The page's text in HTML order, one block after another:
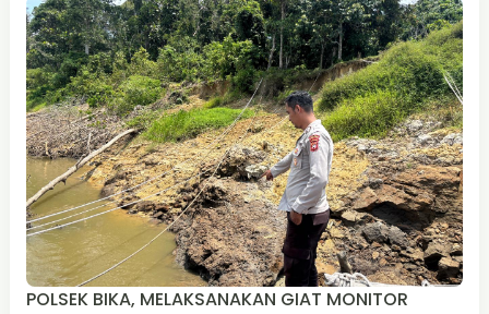
POLSEK BIKA, MELAKSANAKAN GIAT MONITOR